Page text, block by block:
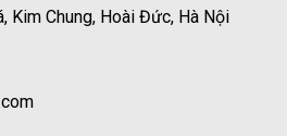
Kim Chung, Hoài Đức, Hà Nội